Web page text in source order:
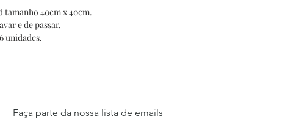
40cm x 40cm.
e de passar.
unidades.
Faça parte da nossa lista de emails